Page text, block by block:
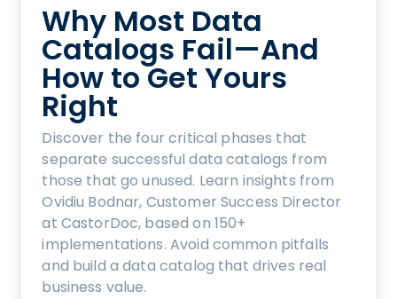
Why Most Data
Catalogs Fail—And
How to Get Yours
Right
Discover the four critical phases that
separate successful data catalogs from
those that go unused. Learn insights from
Ovidiu Bodnar, Customer Success Director
at CastorDoc, based on 150+
implementations. Avoid common pitfalls
and build a data catalog that drives real
business value.